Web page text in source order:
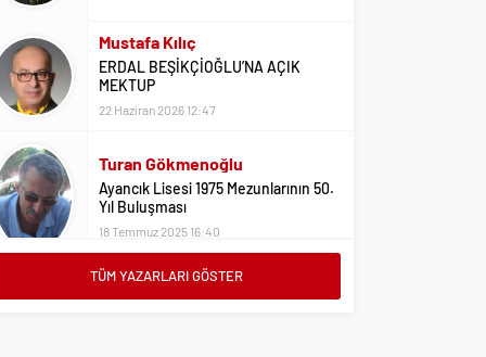
ERDAL BEŞİKÇİOĞLU’NA AÇIK
MEKTUP
22 Haziran 2026 12:47
Ayancık Lisesi 1975 Mezunlarının 50.
Yıl Buluşması
18 Temmuz 2025 16:40
Adil Yıldız
Bu Sene Fenerbahçe Ülke Puanlarını
Sırtladı
TÜM YAZARLARI GÖSTER